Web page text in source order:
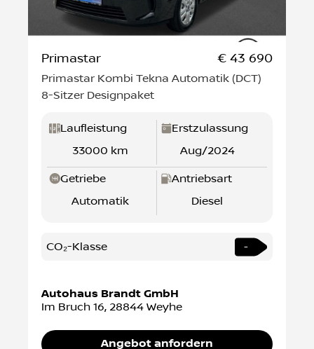
Primastar Kombi Tekna Automatik (DCT)
-
Autohaus Brandt GmbH